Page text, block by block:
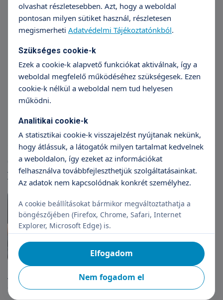
Dr. Baráth Gergő Ferenc
Foglalkozás egészségügy
Cikkek
További cikkek
Foglalkozás-egészségügyi
vizsgálat: kötelező rossz helyett
egy praktikusan jó lehetőség
olvashat részletesebben. Azt, hogy a weboldal
pontosan milyen sütiket használ, részletesen
megismerheti Adatvédelmi Tájékoztatónkból.
Szükséges cookie-k
Ezek a cookie-k alapvető funkciókat aktiválnak, így a
weboldal megfelelő működéséhez szükségesek. Ezen
cookie-k nélkül a weboldal nem tud helyesen
működni.
Analitikai cookie-k
A statisztikai cookie-k visszajelzést nyújtanak nekünk,
hogy átlássuk, a látogatók milyen tartalmat kedvelnek
a weboldalon, így ezeket az információkat
felhasználva továbbfejleszthetjük szolgáltatásainkat.
Az adatok nem kapcsolódnak konkrét személyhez.
A cookie beállításokat bármikor megváltoztathatja a
böngészőjében (Firefox, Chrome, Safari, Internet
Explorer, Microsoft Edge) is.
Nem fogadom el
Elfogadom